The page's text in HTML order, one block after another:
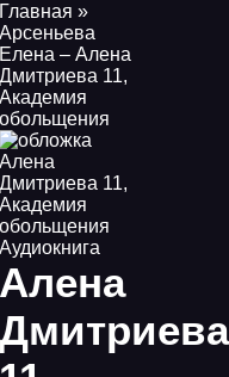
Главная »
Арсеньева
Елена – Алена
Дмитриева 11,
Академия
обольщения
Аудиокнига
Алена
Дмитриева